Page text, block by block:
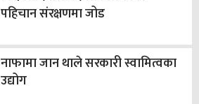
पहिचान संरक्षणमा जोड
नाफामा जान थाले सरकारी स्वामित्वका
उद्योग